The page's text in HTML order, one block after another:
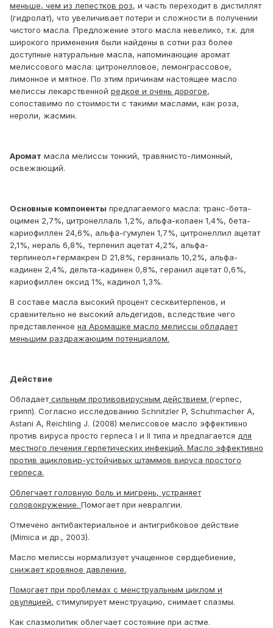
меньше, чем из лепестков роз, и часть переходит в дистиллят
(гидролат), что увеличивает потери и сложности в получении
чистого масла. Предложение этого масла невелико, т.к. для
широкого применения были найдены в сотни раз более
доступные натуральные масла, напоминающие аромат
мелиссового масла: цитронелловое, лемонграссовое,
лимонное и мятное. По этим причинам настоящее масло
мелиссы лекарственной редкое и очень дорогое,
сопоставимо по стоимости с такими маслами, как роза,
нероли, жасмин.
Аромат масла мелиссы тонкий, травянисто-лимонный,
освежающий.
Основные компоненты предлагаемого масла: транс-бета-
оцимен 2,7%, цитронеллаль 1,2%, альфа-копаен 1,4%, бета-
кариофиллен 24,6%, альфа-гумулен 1,7%, цитронеллил ацетат
2,1%, нераль 6,8%, терпенил ацетат 4,2%, альфа-
терпинеол+гермакрен D 21,8%, гераниаль 10,2%, альфа-
кадинен 2,4%, дельта-кадинен 0,8%, геранил ацетат 0,6%,
кариофиллен оксид 1%, кадинол 1,3%.
В составе масла высокий процент сесквитерпенов, и
сравнительно не высокий альдегидов, вследствие чего
представленное на Аромашке масло мелиссы обладает
меньшим раздражающим потенциалом.
Действие
Обладаетсильным противовирусным действием (герпес,
грипп). Согласно исследованию Schnitzler P, Schuhmacher A,
Astani A, Reichling J. (2008) мелиссовое масло эффективно
против вируса просто герпеса I и II типа и предлагается для
местного лечения герпетических инфекций. Масло эффективно
против ацикловир-устойчивых штаммов вируса простого
герпеса.
Облегчает головную боль и мигрень, устраняет
головокружение. Помогает при невралгии.
Отмечено антибактериальное и антигрибковое действие
(Mimica и др., 2003).
Масло мелиссы нормализует учащенное сердцебиение,
снижает кровяное давление.
Помогает при проблемах с менструальным циклом и
овуляцией, стимулирует менструацию, снимает спазмы.
Как спазмолитик облегчает состояние при астме.